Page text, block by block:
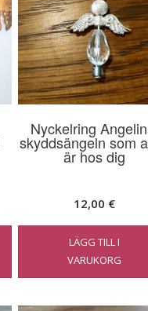
Nyckelring
skyddsängeln som
är hos dig
12,00 €
LÄGG TILL I
VARUKORG